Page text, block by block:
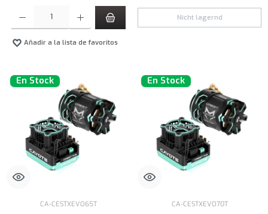
Cantidad del producto: introduce la cantidad deseada o usa los botones para aumentar o
Añadir a la lista de favoritos
Nicht lagernd
En Stock
CA-CESTXEVO65T
En Stock
CA-CESTXEVO70T